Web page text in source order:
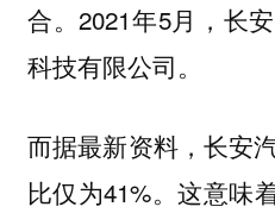
合。2021年5月，长
科技有限公司。
而据最新资料，长安
比仅为41%。这意味